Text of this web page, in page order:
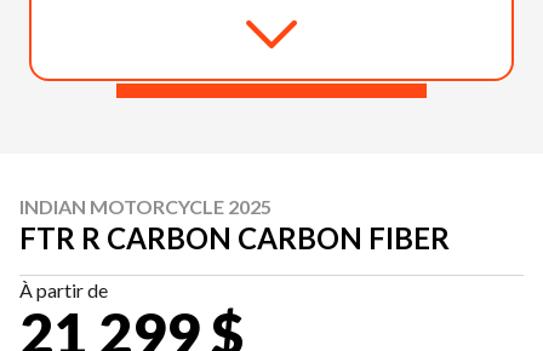
INDIAN MOTORCYCLE 2025
FTR R CARBON CARBON FIBER
À partir de
21 299 $